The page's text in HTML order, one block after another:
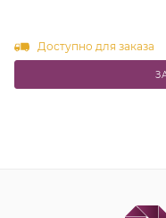
Доступно для заказа